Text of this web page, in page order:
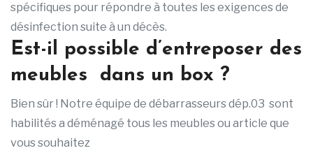
spécifiques pour répondre à toutes les exigences de
désinfection suite à un décès.
Est-il possible d’entreposer des
meubles dans un box ?
Bien sûr ! Notre équipe de débarrasseurs dép.03 sont
habilités a déménagé tous les meubles ou article que
vous souhaitez